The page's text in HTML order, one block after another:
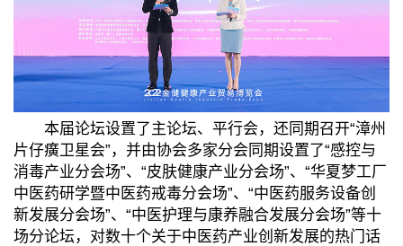
本届论坛设置了主论坛、平行会，还同期召开“漳州
片仔癀卫星会”，并由协会多家分会同期设置了“感控与
消毒产业分会场”、“皮肤健康产业分会场”、“华夏梦工厂
中医药研学暨中医药戒毒分会场”、“中医药服务设备创
新发展分会场”、“中医护理与康养融合发展分会场”等十
场分论坛，对数十个关于中医药产业创新发展的热门话